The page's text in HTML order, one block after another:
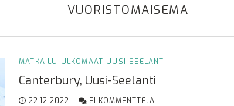
VUORISTOMAISEMA
MATKAILU ULKOMAAT UUSI-SEELANTI
Canterbury, Uusi-Seelanti
22.12.2022 EI KOMMENTTEJA